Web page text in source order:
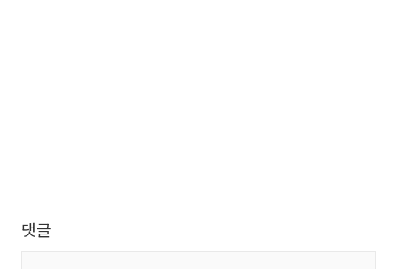
댓글